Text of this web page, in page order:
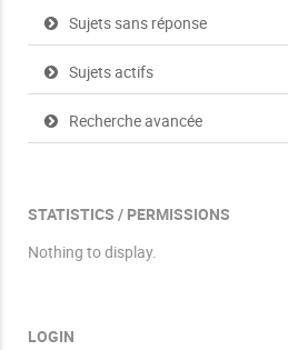
Sujets sans réponse
Sujets actifs
Recherche avancée
STATISTICS / PERMISSIONS
Nothing to display.
LOGIN